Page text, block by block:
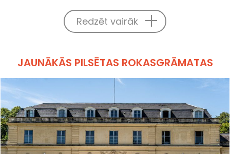
Redzēt vairāk
JAUNĀKĀS PILSĒTAS ROKASGRĀMATAS